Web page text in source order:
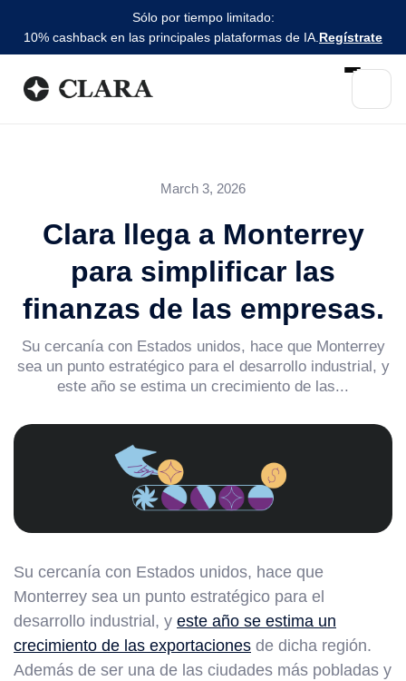
Sólo por tiempo limitado:
10% cashback en las principales plataformas de IA. Regístrate
March 3, 2026
Clara llega a Monterrey
para simplificar las
finanzas de las empresas.
Su cercanía con Estados unidos, hace que Monterrey
sea un punto estratégico para el desarrollo industrial, y
este año se estima un crecimiento de las...
Su cercanía con Estados unidos, hace que
Monterrey sea un punto estratégico para el
desarrollo industrial, y este año se estima un
crecimiento de las exportaciones de dicha región.
Además de ser una de las ciudades más pobladas y